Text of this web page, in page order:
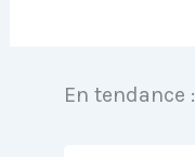
En tendance :